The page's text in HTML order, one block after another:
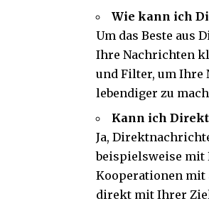
Wie kann ich
Um das Beste aus
Ihre Nachrichten
und Filter, um Ihre
lebendiger zu
Kann ich
Ja,
beispielsweise mit
Kooperationen mit
direkt mit Ihrer